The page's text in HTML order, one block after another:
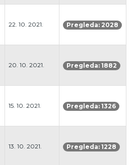
22. 10. 2021. Pregleda: 2028
20. 10. 2021. Pregleda: 1882
15. 10. 2021. Pregleda: 1326
13. 10. 2021. Pregleda: 1228